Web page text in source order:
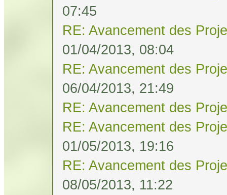
07:45
RE: Avancement des
01/04/2013, 08:04
RE: Avancement des
06/04/2013, 21:49
RE: Avancement des
RE: Avancement des
01/05/2013, 19:16
RE: Avancement des
08/05/2013, 11:22